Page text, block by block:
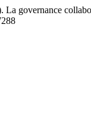
governance